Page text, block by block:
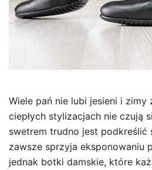
Wiele pań nie lubi jesieni i
ciepłych stylizacjach nie czują
swetrem trudno jest podkreślić
zawsze sprzyja eksponowaniu
jednak botki damskie, które